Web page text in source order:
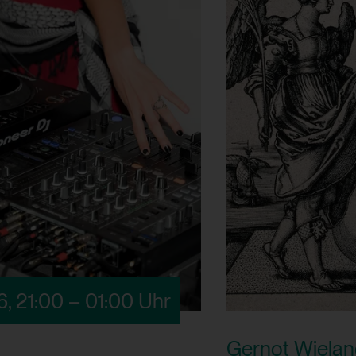
, 21:00 – 01:00 Uhr
Gernot
Nein
csrf_protection_cookie
Mechanismus um vor "Cross Site
über das Absenden von Formularen
localhost
1 Jahr
Nein
session_identifier
Speichert ID der aktuellen Session
Google Ireland Limited
yt-remote-device-id
Speichert die
Webseiten integrierten YouTube-
Ja
yt.innertube::requests
Speichert die
Webseiten integrierten YouTube-